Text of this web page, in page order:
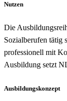
Nutzen
Die
Sozialberufen tätig
professionell mit
Ausbildung setzt
Ausbildungskonzept